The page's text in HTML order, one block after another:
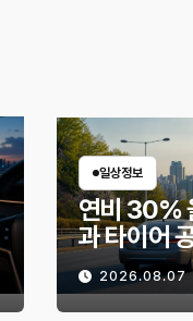
일상정보
연비 30%
과 타이어
유비가 달라
2026.08.07